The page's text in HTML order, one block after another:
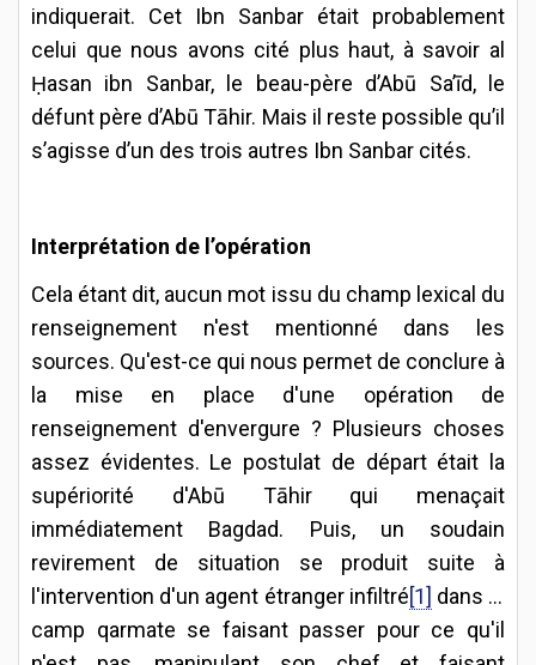
indiquerait. Cet Ibn Sanbar était probablement
celui que nous avons cité plus haut, à savoir al
Ḥasan ibn Sanbar, le beau-père d’Abū Sa’īd, le
défunt père d’Abū Tāhir. Mais il reste possible qu’il
s’agisse d’un des trois autres Ibn Sanbar cités.
Interprétation de l’opération
Cela étant dit, aucun mot issu du champ lexical du
renseignement n'est mentionné dans les
sources. Qu'est-ce qui nous permet de conclure à
la mise en place d'une opération de
renseignement d'envergure ? Plusieurs choses
assez évidentes. Le postulat de départ était la
supériorité d'Abū Tāhir qui menaçait
immédiatement Bagdad. Puis, un soudain
revirement de situation se produit suite à
l'intervention d'un agent étranger infiltré[1] dans le
camp qarmate se faisant passer pour ce qu'il